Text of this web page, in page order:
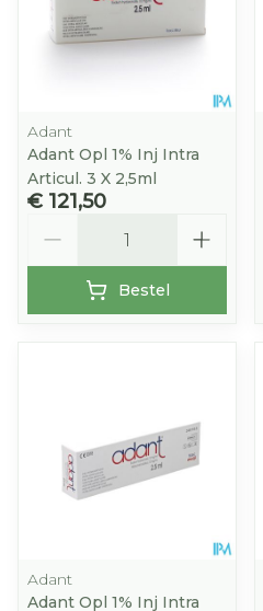
Adant
Adant Opl 1% Inj Intra
Articul. 3 X 2,5ml
€ 121,50
Bestel
Adant
Adant Opl 1% Inj Intra